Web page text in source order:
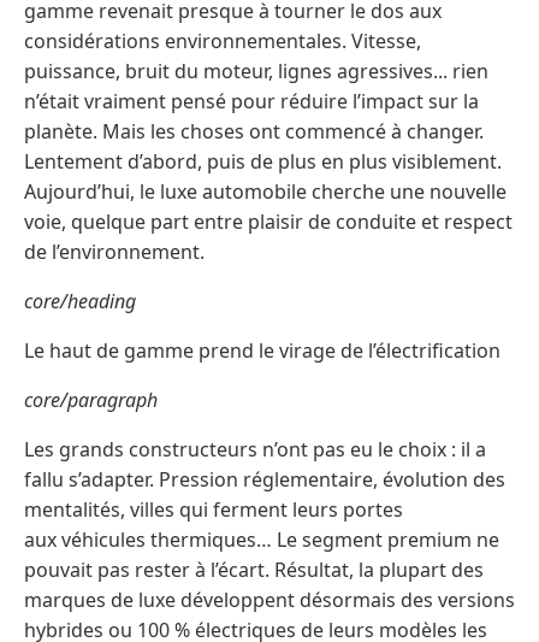
gamme revenait presque à tourner le dos aux
considérations environnementales. Vitesse,
puissance, bruit du moteur, lignes agressives... rien
n’était vraiment pensé pour réduire l’impact sur la
planète. Mais les choses ont commencé à changer.
Lentement d’abord, puis de plus en plus visiblement.
Aujourd’hui, le luxe automobile cherche une nouvelle
voie, quelque part entre plaisir de conduite et respect
de l’environnement.
core/heading
Le haut de gamme prend le virage de l’électrification
core/paragraph
Les grands constructeurs n’ont pas eu le choix : il a
fallu s’adapter. Pression réglementaire, évolution des
mentalités, villes qui ferment leurs portes
aux véhicules thermiques… Le segment premium ne
pouvait pas rester à l’écart. Résultat, la plupart des
marques de luxe développent désormais des versions
hybrides ou 100 % électriques de leurs modèles les